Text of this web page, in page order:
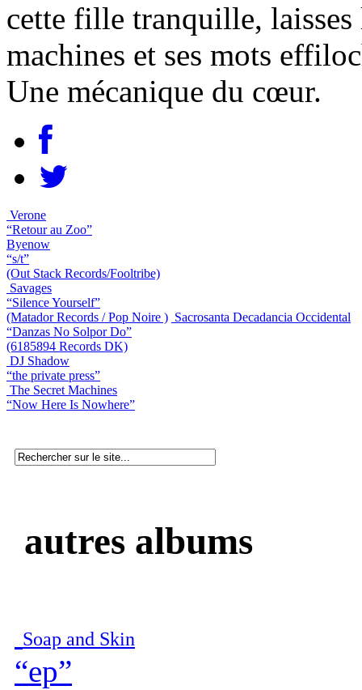
cette fille tranquille, laisses
machines et ses mots
Une mécanique du cœur.
Verone
“Retour au Zoo”
Byenow
“s/t”
(Out Stack Records/Fooltribe)
Savages
“Silence Yourself”
(Matador Records / Pop Noire ) Sacrosanta Decadancia Occidental
“Danzas No Solpor Do”
(6185894 Records DK)
DJ Shadow
“the private press”
The Secret Machines
“Now Here Is Nowhere”
autres albums
Soap and Skin
“ep”